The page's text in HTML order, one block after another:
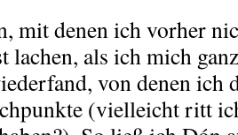
mit denen ich vorher
lachen, als ich mich
von denen ich
(vielleicht ritt